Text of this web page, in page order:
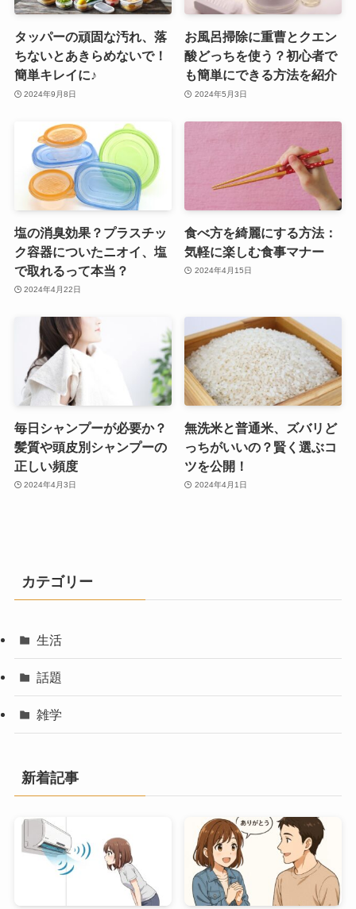
タッパーの頑固な汚れ、落
ちないとあきらめないで！
簡単キレイに♪
2024年9月8日
お風呂掃除に重曹とクエン
酸どっちを使う？初心者で
も簡単にできる方法を紹介
2024年5月3日
塩の消臭効果？プラスチッ
ク容器についたニオイ、塩
で取れるって本当？
2024年4月22日
食べ方を綺麗にする方法：
気軽に楽しむ食事マナー
2024年4月15日
毎日シャンプーが必要か？
髪質や頭皮別シャンプーの
正しい頻度
2024年4月3日
無洗米と普通米、ズバリど
っちがいいの？賢く選ぶコ
ツを公開！
2024年4月1日
カテゴリー
生活
話題
雑学
新着記事